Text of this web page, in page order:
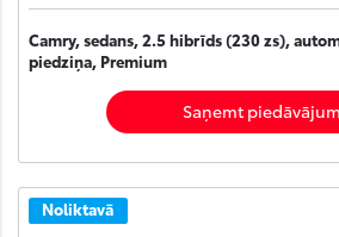
Camry, sedans, 2.5 hibrīds (230 zs),
piedziņa, Premium
Saņemt
Noliktavā